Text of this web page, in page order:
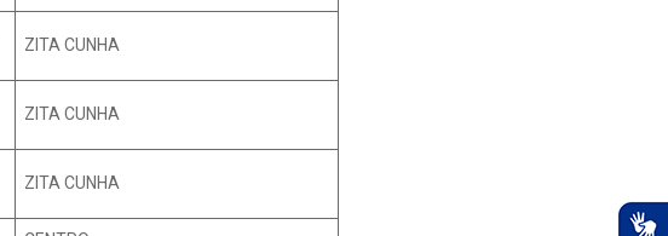
ZITA CUNHA
ZITA CUNHA
ZITA CUNHA